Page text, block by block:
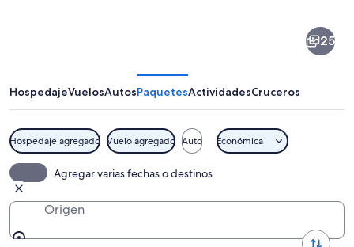
25
HospedajeVuelosAutosPaquetesActividadesCruceros
Hospedaje agregado Vuelo agregado Auto Económica
Agregar varias fechas o destinos
Origen